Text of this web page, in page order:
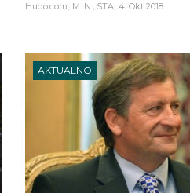
Hudo.com M. N., STA 4. Okt 2018
AKTUALNO